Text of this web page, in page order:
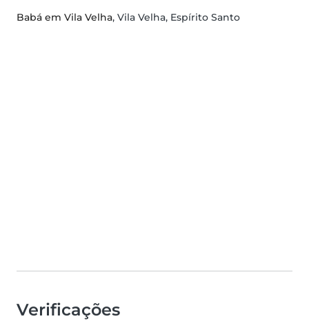
Babá em Vila Velha, Vila Velha, Espírito Santo
Verificações